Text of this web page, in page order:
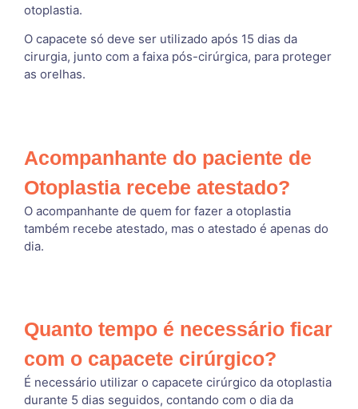
otoplastia.
O capacete só deve ser utilizado após 15 dias da
cirurgia, junto com a faixa pós-cirúrgica, para proteger
as orelhas.
Acompanhante do paciente de
Otoplastia recebe atestado?
O acompanhante de quem for fazer a otoplastia
também recebe atestado, mas o atestado é apenas do
dia.
Quanto tempo é necessário ficar
com o capacete cirúrgico?
É necessário utilizar o capacete cirúrgico da otoplastia
durante 5 dias seguidos, contando com o dia da